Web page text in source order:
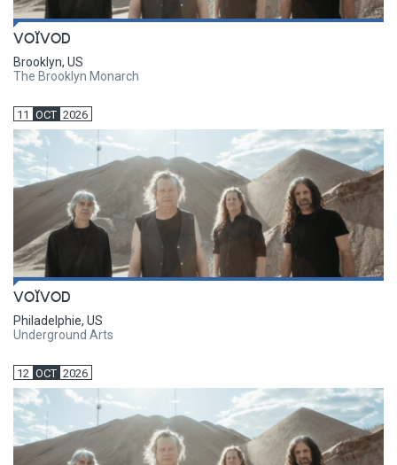
VOÏVOD
Brooklyn, US
The Brooklyn Monarch
11 OCT 2026
VOÏVOD
Philadelphie, US
Underground Arts
12 OCT 2026